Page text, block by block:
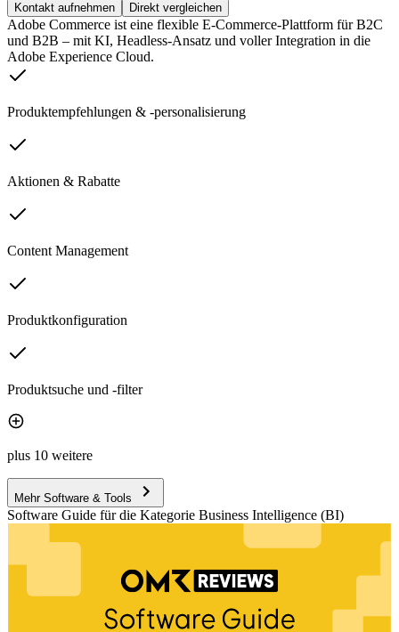
Kontakt aufnehmen Direkt vergleichen
Adobe Commerce ist eine flexible E-Commerce-Plattform für B2C
und B2B – mit KI, Headless-Ansatz und voller Integration in die
Adobe Experience Cloud.
Produktempfehlungen & -personalisierung
Aktionen & Rabatte
Content Management
Produktkonfiguration
Produktsuche und -filter
plus 10 weitere
Mehr Software & Tools
Software Guide für die Kategorie Business Intelligence (BI)